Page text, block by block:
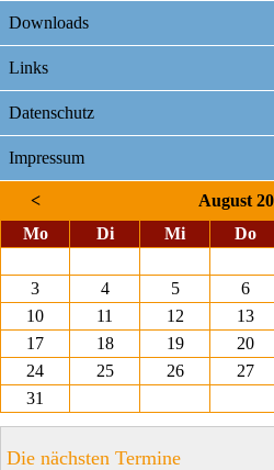
Downloads
Links
Datenschutz
Impressum
<
August
Montag Dienstag Mittwoch Do
3
4 5 6
10
11 12 13
17
18 19 20
24
25 26 27
31
Die nächsten Termine